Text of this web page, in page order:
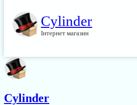
Cylinder
Інтернет магазин
Cylinder